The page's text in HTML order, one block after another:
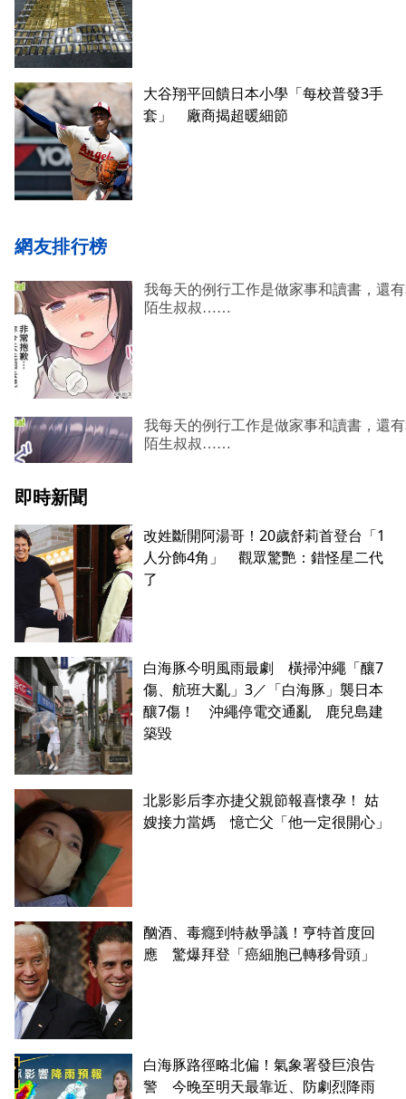
大谷翔平回饋日本小學「每校普發3手
套」 廠商揭超暖細節
即時新聞
改姓斷開阿湯哥！20歲舒莉首登台「1
人分飾4角」 觀眾驚艷：錯怪星二代
了
白海豚今明風雨最劇 橫掃沖繩「釀7
傷、航班大亂」3／「白海豚」襲日本
釀7傷！ 沖繩停電交通亂 鹿兒島建
築毀
北影影后李亦捷父親節報喜懷孕！ 姑
嫂接力當媽 憶亡父「他一定很開心」
酗酒、毒癮到特赦爭議！亨特首度回
應 驚爆拜登「癌細胞已轉移骨頭」
白海豚路徑略北偏！氣象署發巨浪告
警 今晚至明天最靠近、防劇烈降雨